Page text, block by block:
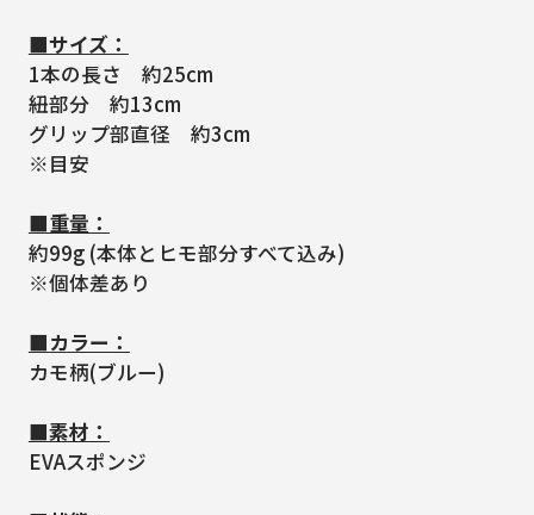
■サイズ：
1本の長さ 約25cm
紐部分 約13cm
グリップ部直径 約3cm
※目安
■重量：
約99g (本体とヒモ部分すべて込み)
※個体差あり
■カラー：
カモ柄(ブルー)
■素材：
EVAスポンジ